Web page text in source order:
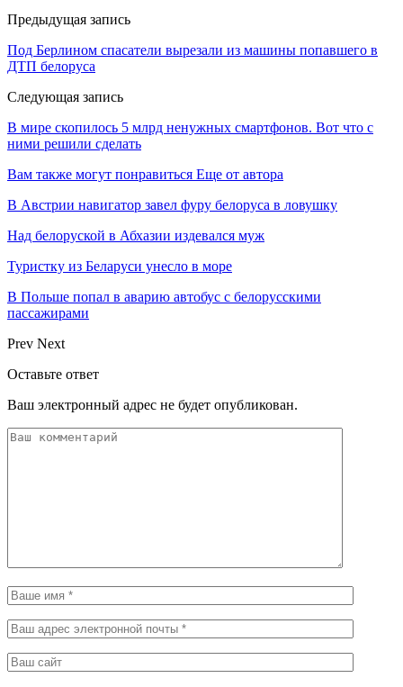
Предыдущая запись
Под Берлином спасатели вырезали из машины попавшего в
ДТП белоруса
Следующая запись
В мире скопилось 5 млрд ненужных смартфонов. Вот что с
ними решили сделать
Вам также могут понравиться Еще от автора
В Австрии навигатор завел фуру белоруса в ловушку
Над белоруской в Абхазии издевался муж
Туристку из Беларуси унесло в море
В Польше попал в аварию автобус с белорусскими
пассажирами
Prev Next
Оставьте ответ
Ваш электронный адрес не будет опубликован.